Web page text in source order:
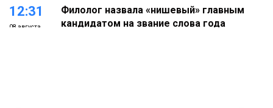
12:31
08 августа
Филолог назвала «нишевый» главным
кандидатом на звание слова года